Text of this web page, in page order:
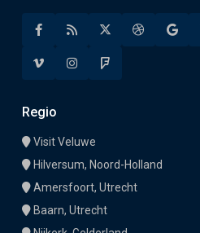
Regio
Visit Veluwe
Hilversum, Noord-Holland
Amersfoort, Utrecht
Baarn, Utrecht